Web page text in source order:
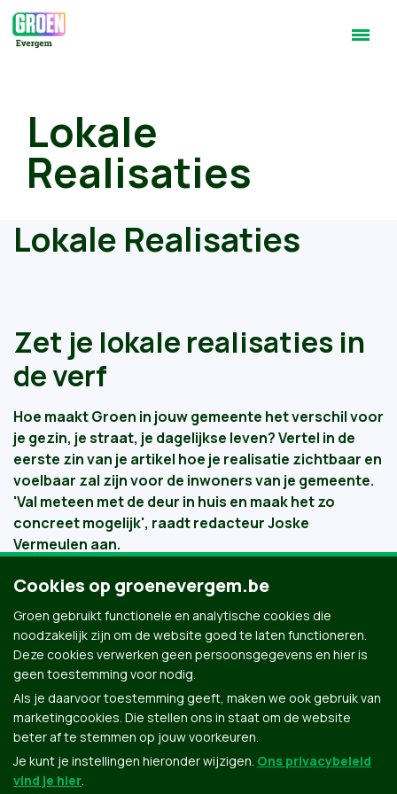
Lokale
Realisaties
Lokale Realisaties
Zet je lokale realisaties in
de verf
Hoe maakt Groen in jouw gemeente het verschil voor
je gezin, je straat, je dagelijkse leven? Vertel in de
eerste zin van je artikel hoe je realisatie zichtbaar en
voelbaar zal zijn voor de inwoners van je gemeente.
'Val meteen met de deur in huis en maak het zo
concreet mogelijk', raadtredacteur Joske
Vermeulen aan.
18 December 2017
Cookies op groenevergem.be
Groen gebruikt functionele en analytische cookies die
noodzakelijk zijn om de website goed te laten functioneren.
Deze cookies verwerken geen persoonsgegevens en hier is
geen toestemming voor nodig.
Als je daarvoor toestemming geeft, maken we ook gebruik van
marketingcookies. Die stellen ons in staat om de website
beter af te stemmen op jouw voorkeuren.
Je kunt je instellingen hieronder wijzigen. Ons privacybeleid
vind je hier.